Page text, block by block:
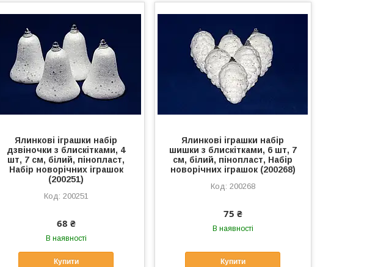
Ялинкові іграшки набір
дзвіночки з блискітками, 4
шт, 7 см, білий, пінопласт,
Набір новорічних іграшок
(200251)
200251
68 ₴
В наявності
Купити
Ялинкові іграшки набір
шишки з блискітками, 6 шт, 7
см, білий, пінопласт, Набір
новорічних іграшок (200268)
200268
75 ₴
В наявності
Купити